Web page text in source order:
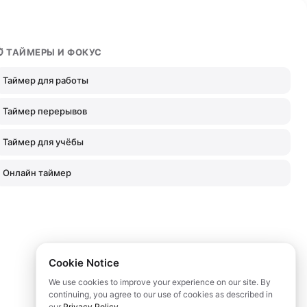
Cookie Notice
We use cookies to improve your experience on our site. By
continuing, you agree to our use of cookies as described in
ТАЙМЕРЫ И ФОКУС
Таймер для работы
Таймер перерывов
Таймер для учёбы
Онлайн таймер